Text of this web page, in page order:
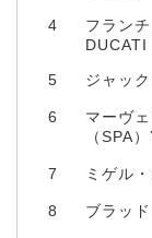
4
フラン
DUCATI
5 ジャッ
6
マーヴ
（SPA
7 ミゲル
8 ブラッ